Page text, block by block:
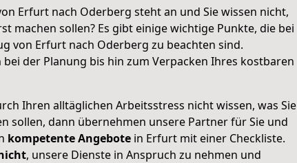
Erfurt nach Oderberg steht an und Sie wissen nicht,
machen sollen? Es gibt einige wichtige Punkte, die bei
von Erfurt nach Oderberg zu beachten sind.
bei der Planung bis hin zum Verpacken Ihres kostbaren
Ihren alltäglichen Arbeitsstress nicht wissen, was Sie
sollen, dann übernehmen unsere Partner für Sie und
kompetente Angebote in Erfurt mit einer Checkliste.
, unsere Dienste in Anspruch zu nehmen und